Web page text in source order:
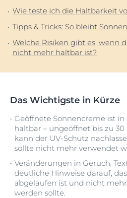
Wie teste ich die Haltbarkeit
Tipps & Tricks: So bleibt
Welche Risiken gibt es, wenn
nicht mehr haltbar ist?
Das Wichtigste in Kürze
Geöffnete Sonnencreme ist in
haltbar – ungeöffnet bis zu 30
kann der UV-Schutz
sollte nicht mehr verwendet
Veränderungen in Geruch,
deutliche Hinweise darauf,
abgelaufen ist und nicht
werden sollte.